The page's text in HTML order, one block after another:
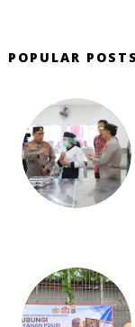
POPULAR POSTS